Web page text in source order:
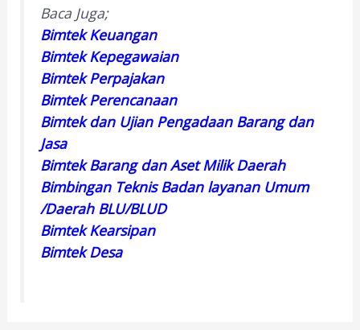
Baca Juga;
Bimtek Keuangan
Bimtek Kepegawaian
Bimtek Perpajakan
Bimtek Perencanaan
Bimtek dan Ujian Pengadaan Barang dan
Jasa
Bimtek Barang dan Aset Milik Daerah
Bimbingan Teknis Badan layanan Umum
/Daerah BLU/BLUD
Bimtek Kearsipan
Bimtek Desa